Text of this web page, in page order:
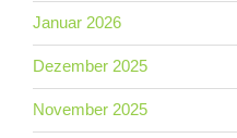
Januar 2026
Dezember 2025
November 2025